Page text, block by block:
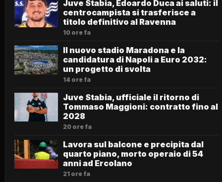
Juve Stabia, Edoardo Duca ai saluti: il
centrocampista si trasferisce a
titolo definitivo al Ravenna
10 ore fa
Il nuovo stadio Maradona e la
candidatura di Napoli a Euro 2032:
un progetto di svolta
14 ore fa
Juve Stabia, ufficiale il ritorno di
Tommaso Maggioni: contratto fino al
2028
20 ore fa
Lavora sul balcone e precipita dal
quarto piano, morto operaio di 54
anni ad Ercolano
21 ore fa